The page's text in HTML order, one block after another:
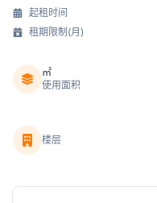
起租时间
租期限制(月)
㎡
使用面积
楼层